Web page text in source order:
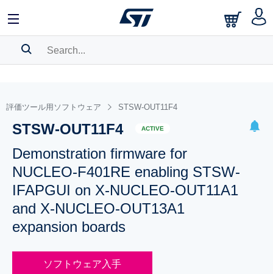
BOOKMARK
Pleaselog into show your saved searches.
評価ツール用ソフトウェア STSW-OUT11F4
STSW-OUT11F4 ACTIVE
Demonstration firmware for
NUCLEO-F401RE enabling STSW-
IFAPGUI on X-NUCLEO-OUT11A1
and X-NUCLEO-OUT13A1
expansion boards
ソフトウェア入手